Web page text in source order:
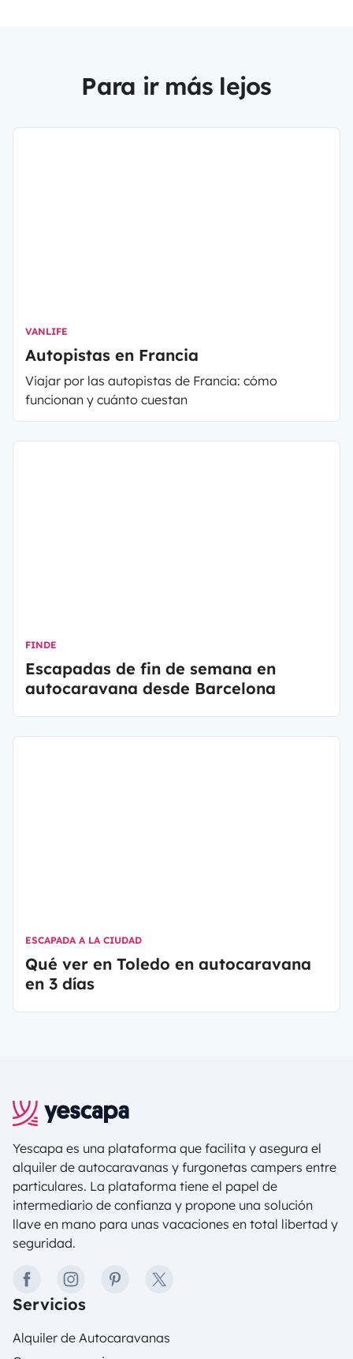
Para ir más lejos
VANLIFE
Autopistas en Francia
Viajar por las autopistas de Francia: cómo
funcionan y cuánto cuestan
FINDE
Escapadas de fin de semana en
autocaravana desde Barcelona
ESCAPADA A LA CIUDAD
Qué ver en Toledo en autocaravana
en 3 días
Yescapa es una plataforma que facilita y asegura el
alquiler de autocaravanas y furgonetas campers entre
particulares. La plataforma tiene el papel de
intermediario de confianza y propone una solución
llave en mano para unas vacaciones en total libertad y
seguridad.
facebookinstagrampinteresttwitter
Servicios
Alquiler de Autocaravanas